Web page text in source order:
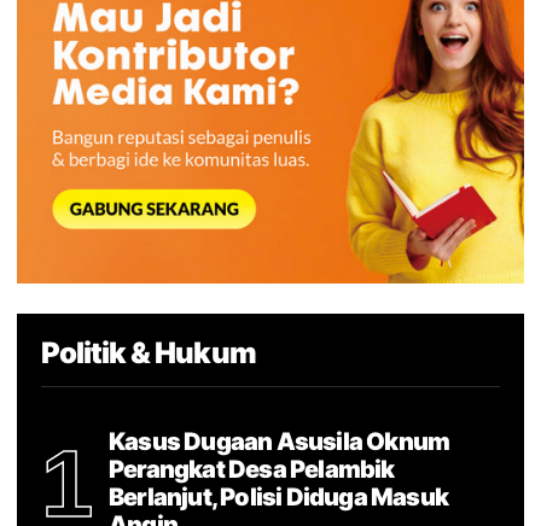
Politik & Hukum
1
Kasus Dugaan Asusila Oknum
Perangkat Desa Pelambik
Berlanjut, Polisi Diduga Masuk